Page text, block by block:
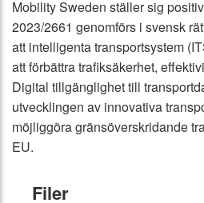
Mobility Sweden ställer sig
2023/2661 genomförs i svensk
att intelligenta transportsystem
att förbättra trafiksäkerhet,
Digital tillgänglighet till
utvecklingen av innovativa
möjliggöra gränsöverskridande
EU.
Filer